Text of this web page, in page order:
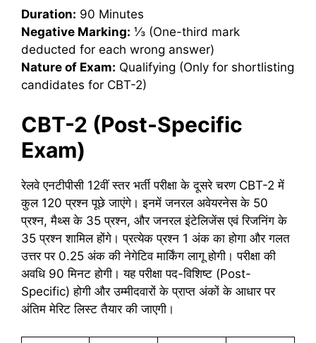
Duration: 90 Minutes
Negative Marking: ⅓ (One-third mark
deducted for each wrong answer)
Nature of Exam: Qualifying (Only for shortlisting
candidates for CBT-2)
CBT-2 (Post-Specific
Exam)
रेलवे एनटीपीसी 12वीं स्तर भर्ती परीक्षा के दूसरे चरण CBT-2 में
कुल 120 प्रश्न पूछे जाएंगे। इनमें जनरल अवेयरनेस के 50
प्रश्न, मैथ्स के 35 प्रश्न, और जनरल इंटेलिजेंस एवं रिजनिंग के
35 प्रश्न शामिल होंगे। प्रत्येक प्रश्न 1 अंक का होगा और गलत
उत्तर पर 0.25 अंक की नेगेटिव मार्किंग लागू होगी। परीक्षा की
अवधि 90 मिनट होगी। यह परीक्षा पद-विशिष्ट (Post-
Specific) होगी और उम्मीदवारों के प्राप्त अंकों के आधार पर
अंतिम मेरिट लिस्ट तैयार की जाएगी।